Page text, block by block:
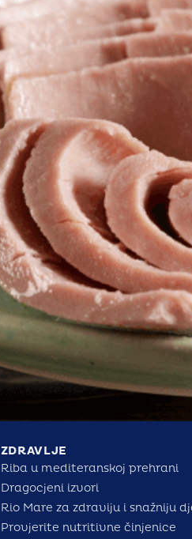
ZDRAVLJE
Riba u mediteranskoj prehrani
Dragocjeni izvori
Rio Mare za zdraviju i snažniju
Provjerite nutritivne činjenice